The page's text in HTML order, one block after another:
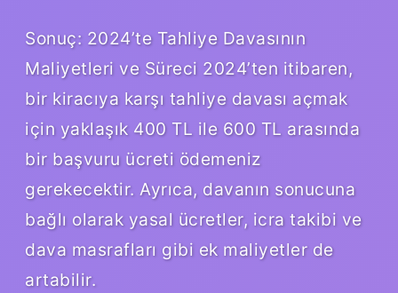
Sonuç: 2024’te Tahliye Davasının
Maliyetleri ve Süreci 2024’ten itibaren,
bir kiracıya karşı tahliye davası açmak
için yaklaşık 400 TL ile 600 TL arasında
bir başvuru ücreti ödemeniz
gerekecektir. Ayrıca, davanın sonucuna
bağlı olarak yasal ücretler, icra takibi ve
dava masrafları gibi ek maliyetler de
artabilir.